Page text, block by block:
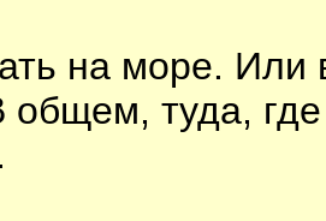
на море. Или
общем, туда,